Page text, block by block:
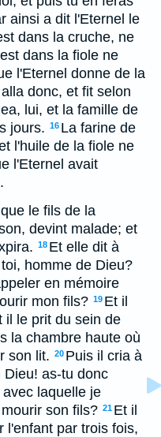
ainsi a dit l'Eternel le
dans la cruche, ne
dans la fiole ne
l'Eternel donne de la
donc, et fit selon
lui, et la famille de
jours. 16 La farine de
l'huile de la fiole ne
l'Eternel avait
le fils de la
devint malade; et
18 Et elle dit à
homme de Dieu?
en mémoire
mon fils? 19 Et il
il le prit du sein de
la chambre haute où
son lit. 20 Puis il cria à
Dieu! as-tu donc
laquelle je
son fils? 21 Et il
l'enfant par trois fois,